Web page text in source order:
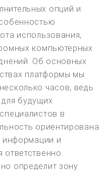
опций и
использования,
компьютерных
Об основных
платформы мы
часов, ведь
будущих
в
ориентирована
информации и
ответственно.
определит зону